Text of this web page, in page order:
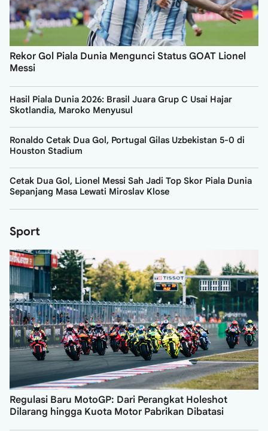
Rekor Gol Piala Dunia Mengunci Status GOAT Lionel
Messi
Hasil Piala Dunia 2026: Brasil Juara Grup C Usai Hajar
Skotlandia, Maroko Menyusul
Ronaldo Cetak Dua Gol, Portugal Gilas Uzbekistan 5-0 di
Houston Stadium
Cetak Dua Gol, Lionel Messi Sah Jadi Top Skor Piala Dunia
Sepanjang Masa Lewati Miroslav Klose
Sport
Regulasi Baru MotoGP: Dari Perangkat Holeshot
Dilarang hingga Kuota Motor Pabrikan Dibatasi